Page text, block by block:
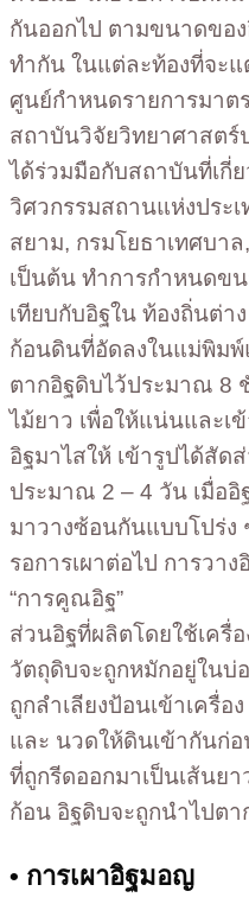
กันออกไป ตามขนาดขอ
ทำกัน ในแต่ละท้องที่จะ
ศูนย์กำหนดรายการมาต
สถาบันวิจัยวิทยาศาสตร์
ได้ร่วมมือกับสถาบันที่เกี่
วิศวกรรมสถานแห่งประ
สยาม, กรมโยธาเทศบา
เป็นต้น ทำการกำหนดข
เทียบกับอิฐใน ท้องถิ่นต่าง
ก้อนดินที่อัดลงในแม่พิมพ์
ตากอิฐดิบไว้ประมาณ 8
ไม้ยาว เพื่อให้แน่นและเ
อิฐมาไสให้ เข้ารูปได้สัด
ประมาณ 2 – 4 วัน เมื่อ
มาวางซ้อนกันแบบโปร่ง
รอการเผาต่อไป การวา
“การคูณอิฐ”
ส่วนอิฐที่ผลิตโดยใช้เครื่
วัตถุดิบจะถูกหมักอยู่ในบ่
ถูกลำเลียงป้อนเข้าเครื่อ
และ นวดให้ดินเข้ากันก่
ที่ถูกรีดออกมาเป็นเส้นย
ก้อน อิฐดิบจะถูกนำไปตา
• การเผาอิฐมอญ